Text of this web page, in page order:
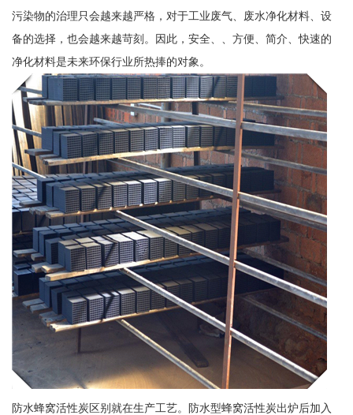
污染物的治理只会越来越严格，对于工业废气、废水净化材料、设
备的选择，也会越来越苛刻。因此，安全、、方便、简介、快速的
净化材料是未来环保行业所热捧的对象。
防水蜂窝活性炭区别就在生产工艺。防水型蜂窝活性炭出炉后加入